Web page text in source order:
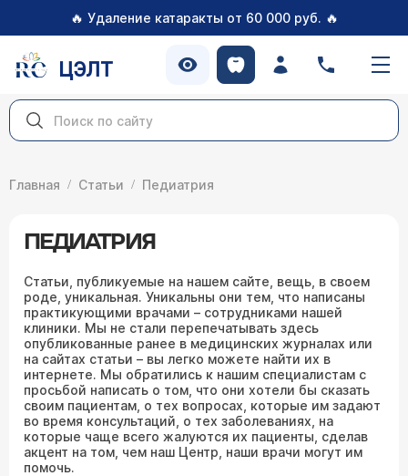
🔥 Удаление катаракты от 60 000 руб. 🔥
ЦЭЛТ
Главная Статьи Педиатрия
ПЕДИАТРИЯ
Статьи, публикуемые на нашем сайте, вещь, в своем
роде, уникальная. Уникальны они тем, что написаны
практикующими врачами – сотрудниками нашей
клиники. Мы не стали перепечатывать здесь
опубликованные ранее в медицинских журналах или
на сайтах статьи – вы легко можете найти их в
интернете. Мы обратились к нашим специалистам с
просьбой написать о том, что они хотели бы сказать
своим пациентам, о тех вопросах, которые им задают
во время консультаций, о тех заболеваниях, на
которые чаще всего жалуются их пациенты, сделав
акцент на том, чем наш Центр, наши врачи могут им
помочь.